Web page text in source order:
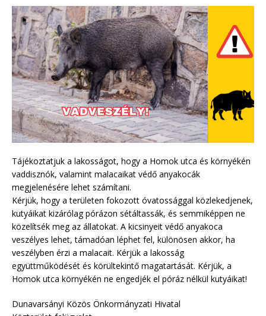
Tájékoztatjuk a lakosságot, hogy a Homok utca és környékén
vaddisznók, valamint malacaikat védő anyakocák
megjelenésére lehet számítani.
Kérjük, hogy a területen fokozott óvatossággal közlekedjenek,
kutyáikat kizárólag pórázon sétáltassák, és semmiképpen ne
közelítsék meg az állatokat. A kicsinyeit védő anyakoca
veszélyes lehet, támadóan léphet fel, különösen akkor, ha
veszélyben érzi a malacait. Kérjük a lakosság
együttműködését és körültekintő magatartását. Kérjük, a
Homok utca környékén ne engedjék el póráz nélkül kutyáikat!
Dunavarsányi Közös Önkormányzati Hivatal